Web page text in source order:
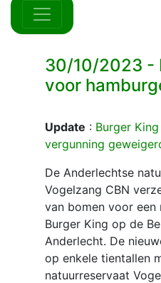
30/10/2023 -
voor
Update : Burger
vergunning
De Anderlechtse
Vogelzang CBN
van bomen voor een
Burger King op de
Anderlecht. De
op enkele tientallen
natuurreservaat